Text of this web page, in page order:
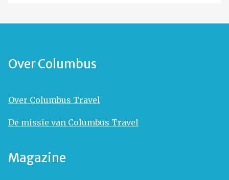
Over Columbus
Over Columbus Travel
De missie van Columbus Travel
Magazine